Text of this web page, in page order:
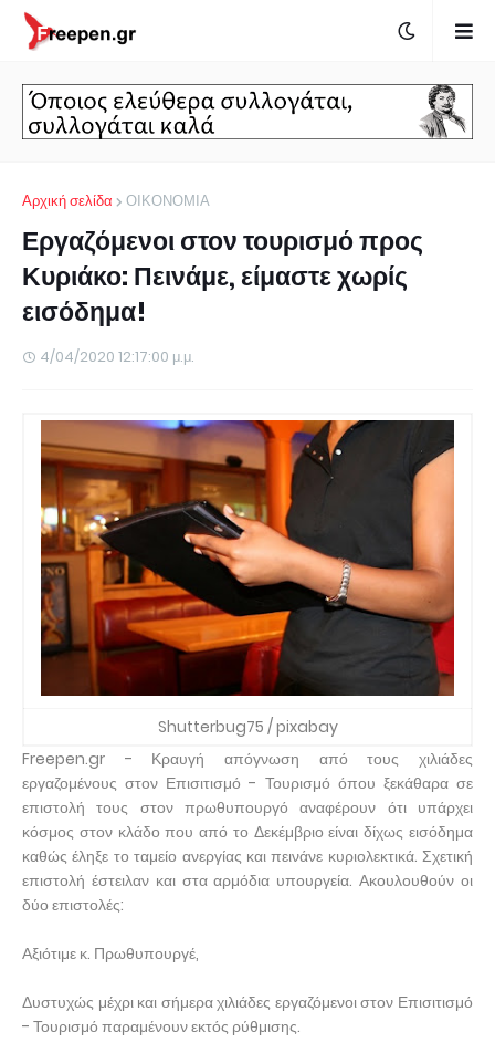
Αρχική σελίδα ΟΙΚΟΝΟΜΙΑ
Εργαζόμενοι στον τουρισμό προς
Κυριάκο: Πεινάμε, είμαστε χωρίς
εισόδημα!
4/04/2020 12:17:00 μ.μ.
Shutterbug75 / pixabay
Freepen.gr - Κραυγή απόγνωση από τους χιλιάδες
εργαζομένους στον Επισιτισμό - Τουρισμό όπου ξεκάθαρα σε
επιστολή τους στον πρωθυπουργό αναφέρουν ότι υπάρχει
κόσμος στον κλάδο που από το Δεκέμβριο είναι δίχως εισόδημα
καθώς έληξε το ταμείο ανεργίας και πεινάνε κυριολεκτικά. Σχετική
επιστολή έστειλαν και στα αρμόδια υπουργεία. Ακουλουθούν οι
δύο επιστολές:
Αξιότιμε κ. Πρωθυπουργέ,
Δυστυχώς μέχρι και σήμερα χιλιάδες εργαζόμενοι στον Επισιτισμό
- Τουρισμό παραμένουν εκτός ρύθμισης.